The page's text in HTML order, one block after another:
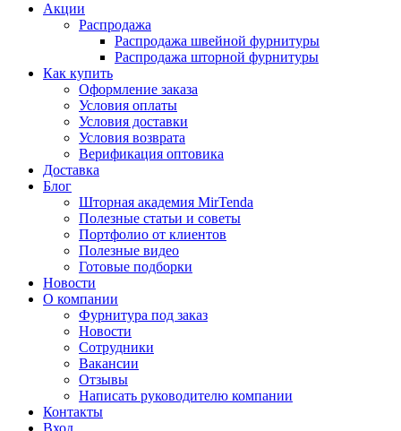
Акции
Распродажа
Распродажа швейной фурнитуры
Распродажа шторной фурнитуры
Как купить
Оформление заказа
Условия оплаты
Условия доставки
Условия возврата
Верификация оптовика
Доставка
Блог
Шторная академия MirTenda
Полезные статьи и советы
Портфолио от клиентов
Полезные видео
Готовые подборки
Новости
О компании
Фурнитура под заказ
Новости
Сотрудники
Вакансии
Отзывы
Написать руководителю компании
Контакты
Вход